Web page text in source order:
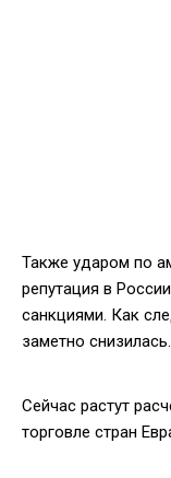
Также ударом по
репутация в
санкциями. Как
заметно снизилась.
Сейчас растут
торговле стран